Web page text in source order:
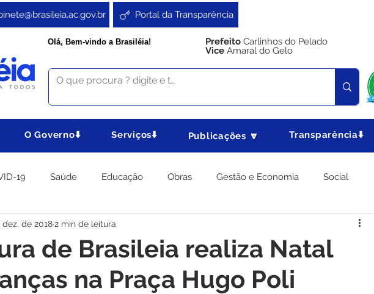
Portal da Transparência
Olá, Bem-vindo a Brasiléia! Prefeito Carlinhos do Pelado
Vice Amaral do Gelo
O Governo⬇️ Serviços⬇️ Publicações 🔽 Transparência⬇️
19 Saúde Educação Obras Gestão e Economia Social
No Gabinete Agricultura e Produção Meio Ambiente
Licitações Campanhas Datas Comemorativas Dengue
de Brasileia realiza Natal
na Praça Hugo Poli
dez. de 20182 min de leitura